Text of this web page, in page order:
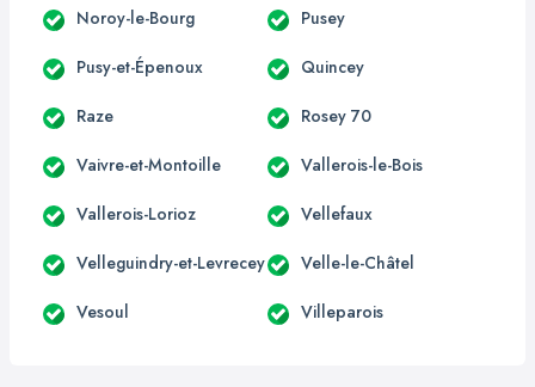
Noroy-le-Bourg Pusey
Pusy-et-Épenoux Quincey
Raze Rosey 70
Vaivre-et-Montoille Vallerois-le-Bois
Vallerois-Lorioz Vellefaux
Velleguindry-et-Levrecey Velle-le-Châtel
Vesoul Villeparois